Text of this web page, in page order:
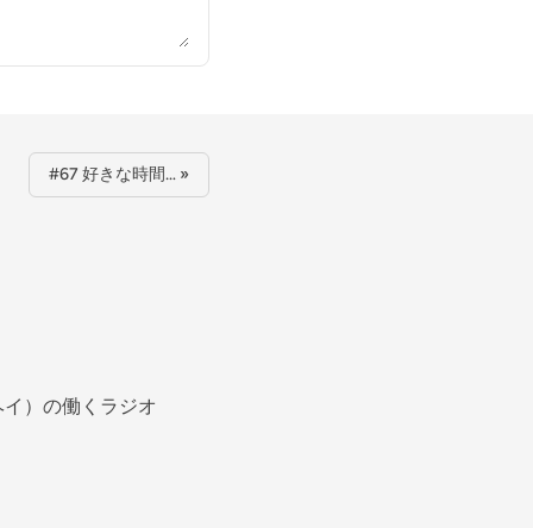
#67 好きな時間… »
）の働くラジオ